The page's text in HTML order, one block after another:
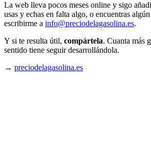
La web lleva pocos meses online y sigo
usas y echas en falta algo, o encuentras
escribirme a info@preciodelagasolina.es.
Y si te resulta útil, compártela. Cuanta más
sentido tiene seguir desarrollándola.
→ preciodelagasolina.es